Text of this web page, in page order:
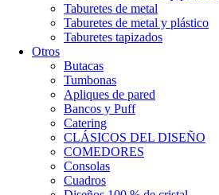
Taburetes de metal
Taburetes de metal y plástico
Taburetes tapizados
Otros
Butacas
Tumbonas
Apliques de pared
Bancos y Puff
Catering
CLÁSICOS DEL DISEÑO
COMEDORES
Consolas
Cuadros